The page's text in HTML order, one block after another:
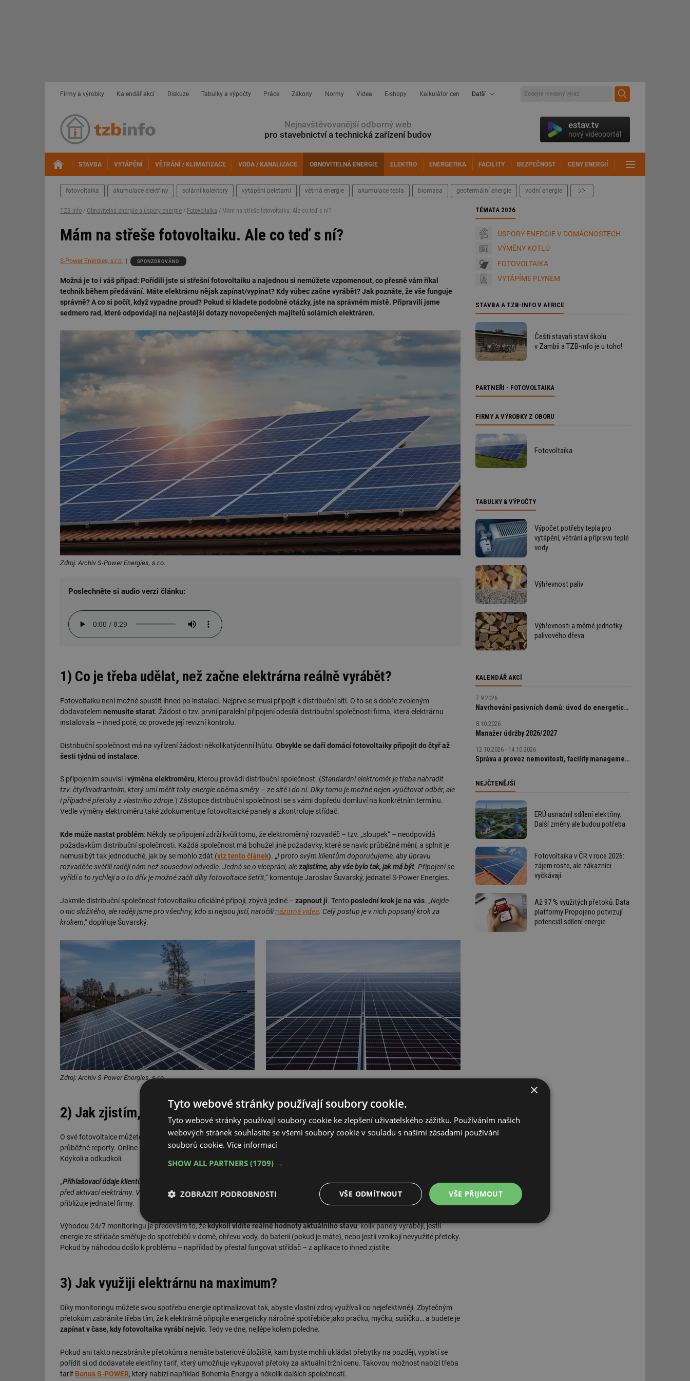
Firmy a výrobky Kalendář akcí Diskuze Tabulky a výpočty Práce Zákony Normy Videa E-shopy Kalkulátor cen Další
Nejnavštěvovanější odborný web
pro stavebnictví a technická zařízení budov
estav.tv
nový videoportál
STAVBA VYTÁPĚNÍ VĚTRÁNÍ / KLIMATIZACE VODA / KANALIZACE OBNOVITELNÁ ENERGIE ELEKTRO ENERGETIKA FACILITY BEZPEČNOST CENY ENERGIÍ
fotovoltaika akumulace elektřiny solární kolektory vytápění peletami větrná energie akumulace tepla biomasa geotermální energie vodní energie
TZB-info / Obnovitelná energie a úspory energie / Fotovoltaika / Mám na střeše fotovoltaiku. Ale co teď s ní?
Mám na střeše fotovoltaiku. Ale co teď s ní?
S-Power Energies, s.r.o. SPONZOROVÁNO
Možná je to i váš případ: Pořídili jste si střešní fotovoltaiku a najednou si nemůžete vzpomenout, co přesně vám říkal
technik během předávání. Máte elektrárnu nějak zapínat/vypínat? Kdy vůbec začne vyrábět? Jak poznáte, že vše funguje
správně? A co si počít, když vypadne proud? Pokud si kladete podobné otázky, jste na správném místě. Připravili jsme
sedmero rad, které odpovídají na nejčastější dotazy novopečených majitelů solárních elektráren.
Zdroj: Archiv S-Power Energies, s.r.o.
Poslechněte si audio verzi článku:
1) Co je třeba udělat, než začne elektrárna reálně vyrábět?
Fotovoltaiku není možné spustit ihned po instalaci. Nejprve se musí připojit k distribuční síti. O to se s dobře zvoleným
dodavatelemnemusíte starat. Žádost o tzv. první paralelní připojení odesílá distribuční společnosti firma, která elektrárnu
instalovala – ihned poté, co provede její revizní kontrolu.
Distribuční společnost má na vyřízení žádosti několikatýdenní lhůtu. Obvykle se daří domácí fotovoltaiky připojit do čtyř až
šesti týdnů od instalace.
S připojením souvisí ivýměna elektroměru, kterou provádí distribuční společnost. (Standardní elektroměr je třeba nahradit
tzv. čtyřkvadrantním, který umí měřit toky energie oběma směry – ze sítě i do ní. Díky tomu je možné nejen vyúčtovat odběr, ale
i případné přetoky z vlastního zdroje.) Zástupce distribuční společnosti se s vámi dopředu domluví na konkrétním termínu.
Vedle výměny elektroměru také zdokumentuje fotovoltaické panely a zkontroluje střídač.
Kde může nastat problém: Někdy se připojení zdrží kvůli tomu, že elektroměrný rozvaděč – tzv. „sloupek“ – neodpovídá
požadavkům distribuční společnosti. Každá společnost má bohužel jiné požadavky, které se navíc průběžně mění, a splnit je
nemusí být tak jednoduché, jak by se mohlo zdát (viz tento článek). „I proto svým klientům doporučujeme, aby úpravu
rozvaděče svěřili raději nám než sousedovi odvedle. Jedná se o vícepráci, alezajistíme, aby vše bylo tak, jak má být. Připojení se
vyřídí o to rychleji a o to dřív je možné začít díky fotovoltaice šetřit,“ komentuje Jaroslav Šuvarský, jednatel S-Power Energies.
Jakmile distribuční společnost fotovoltaiku oficiálně připojí, zbývá jediné – zapnout ji. Tentoposlední krok je na vás. „Nejde
o nic složitého, ale raději jsme pro všechny, kdo si nejsou jistí, natočilinázorná videa. Celý postup je v nich popsaný krok za
krokem,“ doplňuje Šuvarský.
Zdroj: Archiv S-Power Energies, s.r.o.
2) Jak zjistím, jestli elektrárna funguje a kolik vyrábí?
O své fotovoltaice můžete mít dokonalý přehled díky monitoringu. V případě elektráren od S-Power Energies nejde jen o nějaké
průběžné reporty. Online monitoring je k dispozici24 hodin denně. Přihlásit se do něj dá jednoduše z mobilu, tabletu i počítače.
Kdykoli a odkudkoli.
„Přihlašovací údaje klientům posíláme e-mailem
, v čase, kdy se vyřizuje žádost o připojení k distribuční síti. Získají je tedy ještě
před aktivací elektrárny. V monitoringu se pak můžou snadno přesvědčit i o tom, že spuštění elektrárny zvládli správně
,“
přibližuje jednatel firmy.
Výhodou 24/7 monitoringu je především to, žekdykoli vidíte reálné hodnoty aktuálního stavu: kolik panely vyrábějí, jestli
energie ze střídače směřuje do spotřebičů v domě, ohřevu vody, do baterií (pokud je máte), nebo jestli vznikají nevyužité přetoky.
Pokud by náhodou došlo k problému – například by přestal fungovat střídač – z aplikace to ihned zjistíte.
3) Jak využiji elektrárnu na maximum?
Díky monitoringu můžete svou spotřebu energie optimalizovat tak, abyste vlastní zdroj využívali co nejefektivněji. Zbytečným
přetokům zabráníte třeba tím, že k elektrárně připojíte energeticky náročné spotřebiče jako pračku, myčku, sušičku… a budete je
zapínat v čase, kdy fotovoltaika vyrábí nejvíc. Tedy ve dne, nejlépe kolem poledne.
Pokud ani takto nezabráníte přetokům a nemáte bateriové úložiště, kam byste mohli ukládat přebytky na později, vyplatí se
pořídit si od dodavatele elektřiny tarif, který umožňuje vykupovat přetoky za aktuální tržní cenu. Takovou možnost nabízí třeba
tarif Bonus S-POWER, který nabízí například Bohemia Energy a několik dalších společností.
TÉMATA 2026
ÚSPORY ENERGIE V DOMÁCNOSTECH
VÝMĚNY KOTLŮ
FOTOVOLTAIKA
VYTÁPÍME PLYNEM
STAVBA A TZB-INFO V AFRICE
Čeští stavaři staví školu
v Zambii a TZB-info je u toho!
PARTNEŘI - FOTOVOLTAIKA
FIRMY A VÝROBKY Z OBORU
Fotovoltaika
TABULKY & VÝPOČTY
Výpočet potřeby tepla pro
vytápění, větrání a přípravu teplé
vody
Výhřevnost paliv
Výhřevnosti a měrné jednotky
palivového dřeva
KALENDÁŘ AKCÍ
7.9.2026
Navrhování pasivních domů: úvod do energeticky úsporné výstavby
8.10.2026
Manažer údržby 2026/2027
12.10.2026 - 14.10.2026
Správa a provoz nemovitostí, facility management v praxi
NEJČTENĚJŠÍ
ERÚ usnadnil sdílení elektřiny.
Další změny ale budou potřeba
Fotovoltaika v ČR v roce 2026:
zájem roste, ale zákazníci
vyčkávají
Až 97 % využitých přetoků. Data
platformy Propojeno potvrzují
potenciál sdílení energie
×
Tyto webové stránky používají soubory cookie.
Tyto webové stránky používají soubory cookie ke zlepšení uživatelského zážitku. Používáním našich
webových stránek souhlasíte se všemi soubory cookie v souladu s našimi zásadami používání
souborů cookie. Více informací
SHOW ALL PARTNERS (1709) →
VŠE PŘIJMOUT
VŠE ODMÍTNOUT
ZOBRAZIT PODROBNOSTI
Nezbytně nutné
soubory
Výkonové
soubory
Soubory cílení Funkční soubory
Nezařazené
Nezbytně nutné soubory Výkonové soubory Soubory cílení Funkční soubory Nezařazené soubory
Nezbytně nutné soubory cookie umožňují základní funkce webových stránek, jako je přihlášení uživatele a správa účtu. Webové
stránky nelze bez nezbytně nutných souborů cookie správně používat.
Název
Provider
/
Doména
Vyprší Popis
g_state
.forum.tzb-
info.cz
Zavřením
prohlížeče